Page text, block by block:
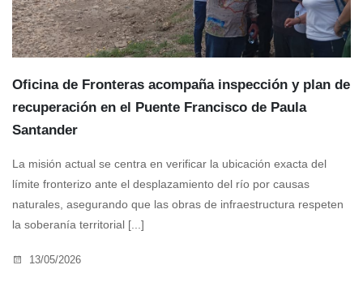
Oficina de Fronteras acompaña inspección y plan de
recuperación en el Puente Francisco de Paula
Santander
La misión actual se centra en verificar la ubicación exacta del
límite fronterizo ante el desplazamiento del río por causas
naturales, asegurando que las obras de infraestructura respeten
la soberanía territorial [...]
13/05/2026